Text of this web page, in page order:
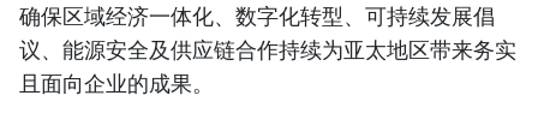
确保区域经济一体化、数字化转型、可持续发展倡
议、能源安全及供应链合作持续为亚太地区带来务实
且面向企业的成果。